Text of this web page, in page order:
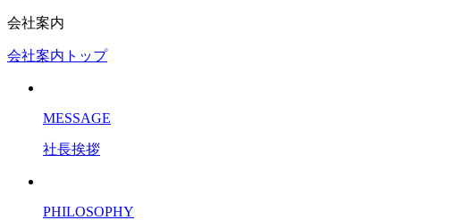
会社案内
会社案内トップ
MESSAGE
社長挨拶
PHILOSOPHY